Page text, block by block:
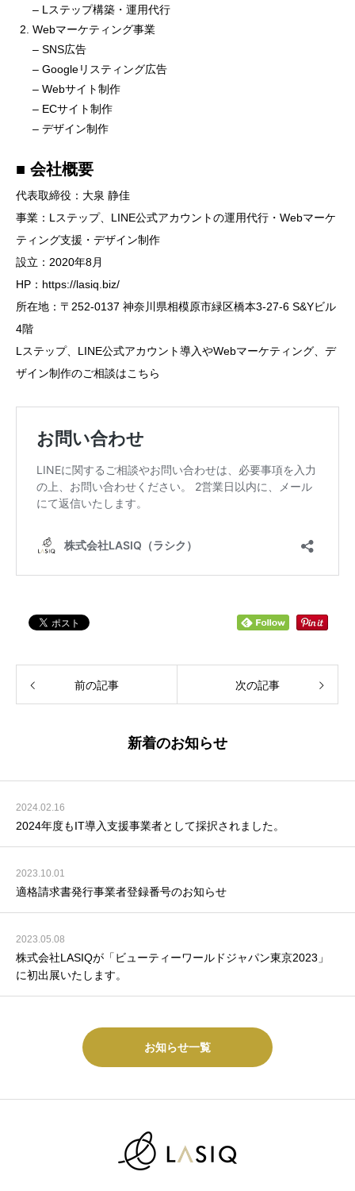
– Lステップ構築・運用代行
Webマーケティング事業
– SNS広告
– Googleリスティング広告
– Webサイト制作
– ECサイト制作
– デザイン制作
■ 会社概要
代表取締役：大泉 静佳
事業：Lステップ、LINE公式アカウントの運用代行・Webマーケ
ティング支援・デザイン制作
設立：2020年8月
HP：https://lasiq.biz/
所在地：〒252-0137 神奈川県相模原市緑区橋本3-27-6 S&Yビル
4階
Lステップ、LINE公式アカウント導入やWebマーケティング、デ
ザイン制作のご相談はこちら
前の記事 次の記事
新着のお知らせ
2024.02.16
2024年度もIT導入支援事業者として採択されました。
2023.10.01
適格請求書発行事業者登録番号のお知らせ
2023.05.08
株式会社LASIQが「ビューティーワールドジャパン東京2023」
に初出展いたします。
お知らせ一覧